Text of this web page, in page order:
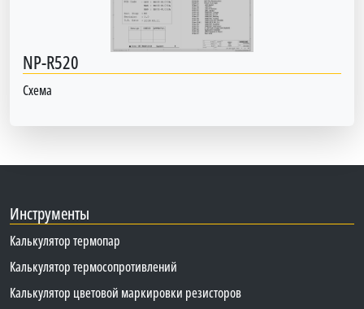
NP-R520
Схема
Инструменты
Калькулятор термопар
Калькулятор термосопротивлений
Калькулятор цветовой маркировки резисторов